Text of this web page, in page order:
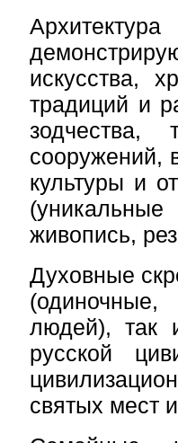
искусства,
традиций и
зодчества,
сооружений,
культуры и
живопись,
Духовные
людей), так
русской
святых мест